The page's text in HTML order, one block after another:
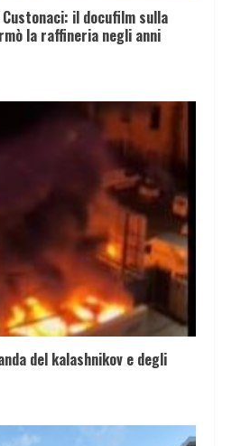
il docufilm sulla
la raffineria negli anni
del kalashnikov e degli